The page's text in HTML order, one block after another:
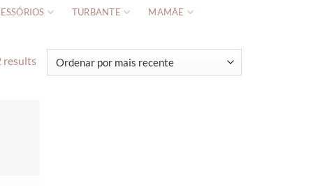
TURBANTE MAMÃE
results